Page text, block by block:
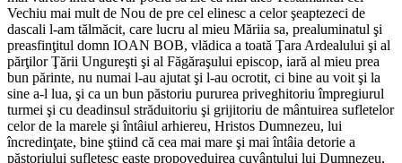
Vechiu mai mult de Nou de pre cel elinesc a celor şeaptezeci de
dascali l-am tălmăcit, care lucru al mieu Măriia sa, prealuminatul şi
preasfinţitul domn IOAN BOB, vlădica a toată Ţara Ardealului şi al
părţilor Ţării Ungureşti şi al Făgăraşului episcop, iară al mieu prea
bun părinte, nu numai l-au ajutat şi l-au ocrotit, ci bine au voit şi la
sine a-l lua, şi ca un bun păstoriu pururea priveghitoriu împregiurul
turmei şi cu deadinsul străduitoriu şi grijitoriu de mântuirea sufletelor
celor de la marele şi întâiul arhiereu, Hristos Dumnezeu, lui
încredinţate, bine ştiind că cea mai mare şi mai întâia detorie a
păstoriului sufletesc easte propoveduirea cuvântului lui Dumnezeu,